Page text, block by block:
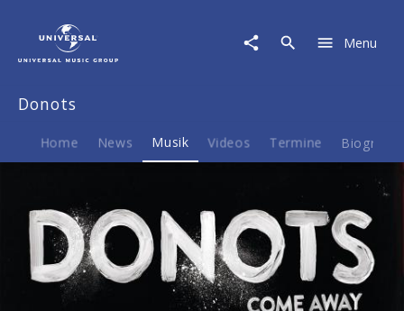
Away
Menu
Donots
Home News Musik Videos Termine Biografie